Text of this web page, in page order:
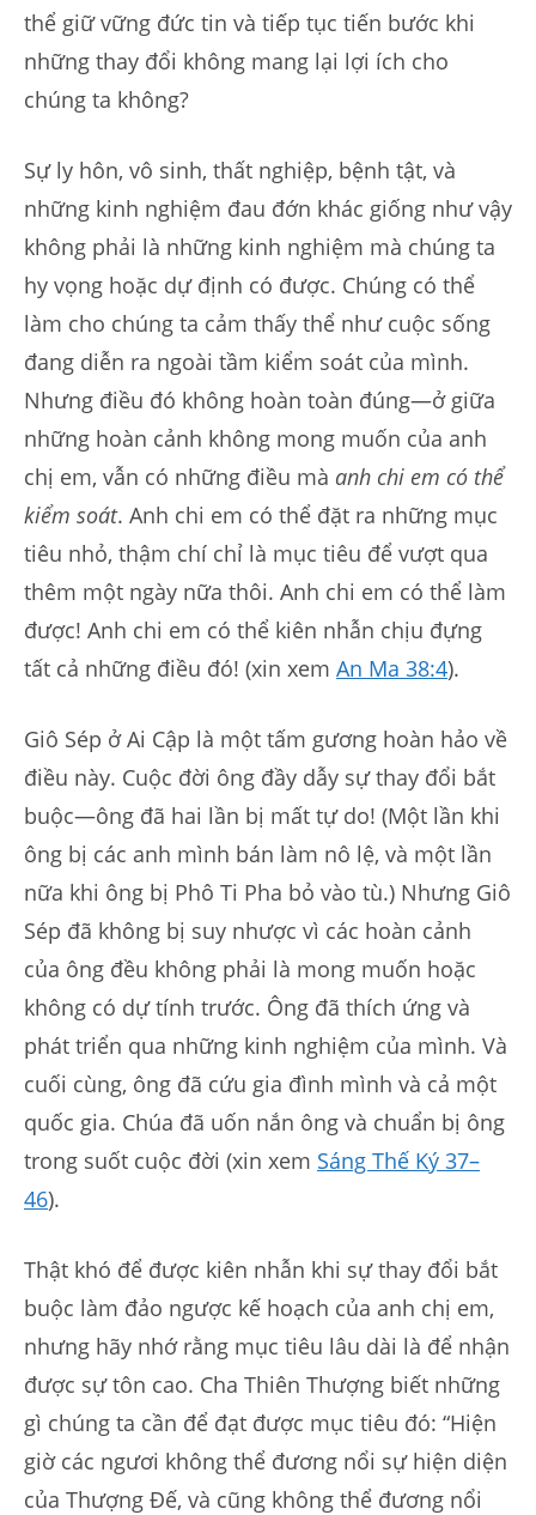
thể giữ vững đức tin và tiếp tục tiến bước khi
những thay đổi không mang lại lợi ích cho
chúng ta không?
Sự ly hôn, vô sinh, thất nghiệp, bệnh tật, và
những kinh nghiệm đau đớn khác giống như vậy
không phải là những kinh nghiệm mà chúng ta
hy vọng hoặc dự định có được. Chúng có thể
làm cho chúng ta cảm thấy thể như cuộc sống
đang diễn ra ngoài tầm kiểm soát của mình.
Nhưng điều đó không hoàn toàn đúng—ở giữa
những hoàn cảnh không mong muốn của anh
chị em, vẫn có những điều mà anh chi em có thể
kiểm soát. Anh chi em có thể đặt ra những mục
tiêu nhỏ, thậm chí chỉ là mục tiêu để vượt qua
thêm một ngày nữa thôi. Anh chi em có thể làm
được! Anh chi em có thể kiên nhẫn chịu đựng
tất cả những điều đó! (xin xem An Ma 38:4).
Giô Sép ở Ai Cập là một tấm gương hoàn hảo về
điều này. Cuộc đời ông đầy dẫy sự thay đổi bắt
buộc—ông đã hai lần bị mất tự do! (Một lần khi
ông bị các anh mình bán làm nô lệ, và một lần
nữa khi ông bị Phô Ti Pha bỏ vào tù.) Nhưng Giô
Sép đã không bị suy nhược vì các hoàn cảnh
của ông đều không phải là mong muốn hoặc
không có dự tính trước. Ông đã thích ứng và
phát triển qua những kinh nghiệm của mình. Và
cuối cùng, ông đã cứu gia đình mình và cả một
quốc gia. Chúa đã uốn nắn ông và chuẩn bị ông
trong suốt cuộc đời (xin xem Sáng Thế Ký 37–
46).
Thật khó để được kiên nhẫn khi sự thay đổi bắt
buộc làm đảo ngược kế hoạch của anh chị em,
nhưng hãy nhớ rằng mục tiêu lâu dài là để nhận
được sự tôn cao. Cha Thiên Thượng biết những
gì chúng ta cần để đạt được mục tiêu đó: “Hiện
giờ các ngươi không thể đương nổi sự hiện diện
của Thượng Đế, và cũng không thể đương nổi